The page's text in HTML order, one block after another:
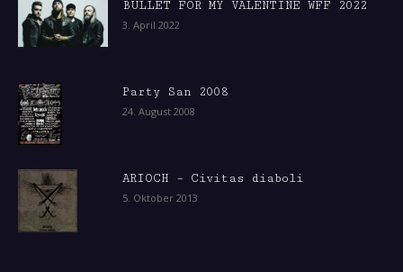
BULLET FOR MY VALENTINE WFF 2022
3. April 2022
Party San 2008
24. August 2008
ARIOCH – Civitas diaboli
5. Oktober 2013